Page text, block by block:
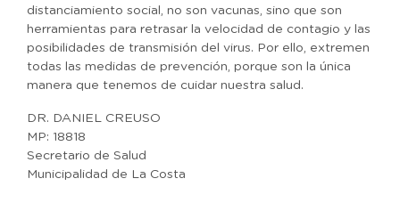
distanciamiento social, no son vacunas, sino que son
herramientas para retrasar la velocidad de contagio y las
posibilidades de transmisión del virus. Por ello, extremen
todas las medidas de prevención, porque son la única
manera que tenemos de cuidar nuestra salud.
DR. DANIEL CREUSO
MP: 18818
Secretario de Salud
Municipalidad de La Costa